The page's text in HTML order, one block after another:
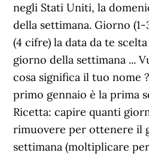
negli Stati Uniti, la
della settimana. Giorno (1-
(4 cifre) la data da te
giorno della settimana ...
cosa significa il tuo nome
primo gennaio è la prima
Ricetta: capire quanti
rimuovere per ottenere il
settimana (moltiplicare